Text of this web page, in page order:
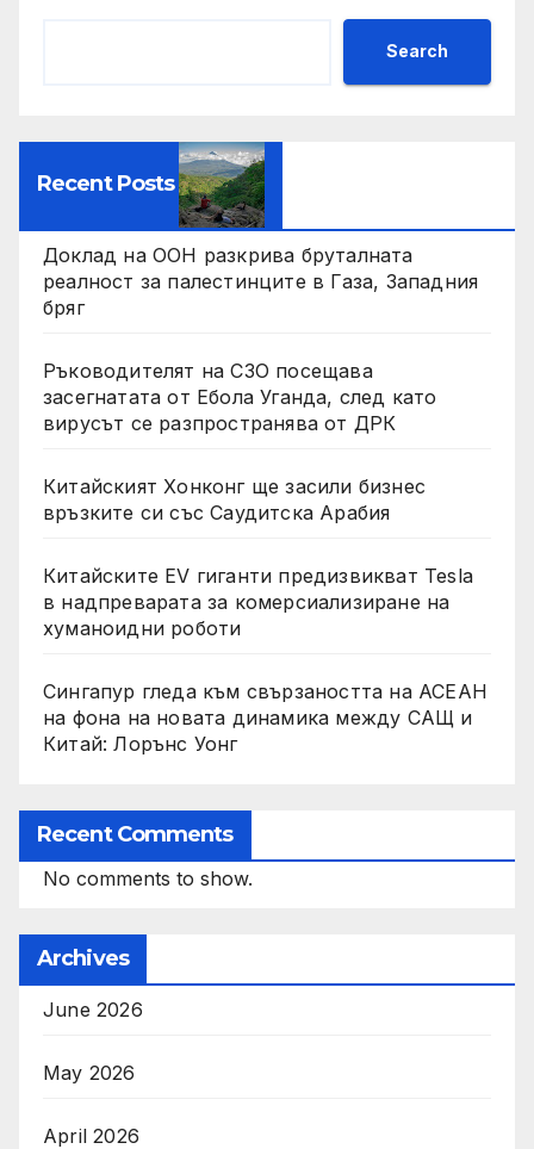
Search
Recent Posts
Доклад на ООН разкрива бруталната
реалност за палестинците в Газа, Западния
бряг
Ръководителят на СЗО посещава
засегнатата от Ебола Уганда, след като
вирусът се разпространява от ДРК
Китайският Хонконг ще засили бизнес
връзките си със Саудитска Арабия
Китайските EV гиганти предизвикват Tesla
в надпреварата за комерсиализиране на
хуманоидни роботи
Сингапур гледа към свързаността на АСЕАН
на фона на новата динамика между САЩ и
Китай: Лорънс Уонг
Recent Comments
No comments to show.
Archives
June 2026
May 2026
April 2026